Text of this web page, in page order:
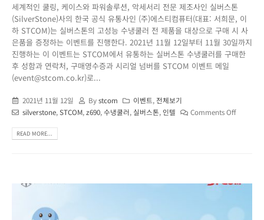
세계적인 쿨링, 케이스와 파워솔루션, 악세서리 전문 제조사인 실버스톤
(SilverStone)사의 한국 공식 유통사인 (주)에스티컴퓨터(대표: 서희문, 이
하 STCOM)는 실버스톤의 고성능 수냉쿨러 전 제품을 대상으로 구매 시 사
은품을 증정하는 이벤트를 진행한다. 2021년 11월 12일부터 11월 30일까지
진행하는 이 이벤트는 STCOM에서 유통하는 실버스톤 수냉쿨러를 구매한
후 성함과 연락처, 구매영수증과 시리얼 넘버를 STCOM 이벤트 메일
(event@stcom.co.kr)로...
2021년 11월 12일 Bystcom 이벤트, 전체보기
silverstone,STCOM, z690,수냉쿨러, 실버스톤,인텔 Comments Off
READ MORE...